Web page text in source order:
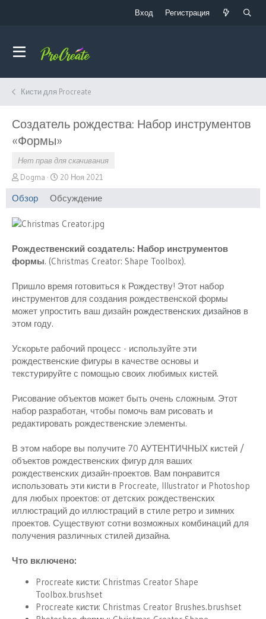
Вход Регистрация
Кисти для Procreate
Создатель рождества: Набор инструментов
«Формы»
Нет прав для скачивания
А
в
т
о
р
Dogma
Д
а
т
а
с
д
а
и
20 Ноя 2021
Обзор Обсуждение
Рождественский создатель: Набор инструментов
формы. (Christmas Creator: Shape Toolbox).
Пришло время готовиться к Рождеству! Этот набор
инструментов для создания рождественской формы
может упростить ваш дизайн рождественских дизайнов в
этом году.
Ускорьте рабочий процесс - используйте эти
рождественские фигуры в качестве основы и
текстурируйте с помощью своих любимых кистей.
Рисование объектов может быть очень сложным. Этот
набор разработан, чтобы помочь вам рисовать и
редактировать рождественские элементы.
В этом наборе вы получите 70 АУТЕНТИЧНЫХ кистей /
объектов рождественских фигур для ваших
рождественских дизайн-проектов. Вам понравится
использовать эти кисти в Procreate, Illustrator и Photoshop
для любых проектов: от детских рождественских
иллюстраций до иллюстраций в стиле ретро и зимних
проектов. Существуют сотни возможных комбинаций для
получения различных стилей дизайна.
Что включено:
Procreate кисти: Christmas Creator Shape
Toolbox.brushset
Procreate кисти: Christmas Creator Brushes.brushset